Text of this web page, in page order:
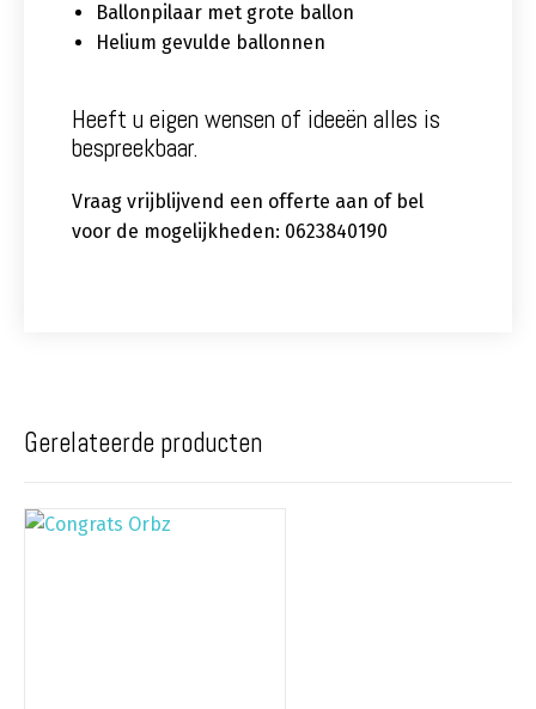
Ballonpilaar met grote ballon
Helium gevulde ballonnen
Heeft u eigen wensen of ideeën alles is
bespreekbaar.
Vraag vrijblijvend een offerte aan of bel
voor de mogelijkheden: 0623840190
Gerelateerde producten